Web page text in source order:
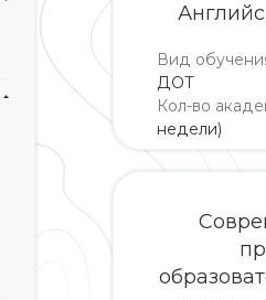
Вид
ДОТ
Кол-во
недели)